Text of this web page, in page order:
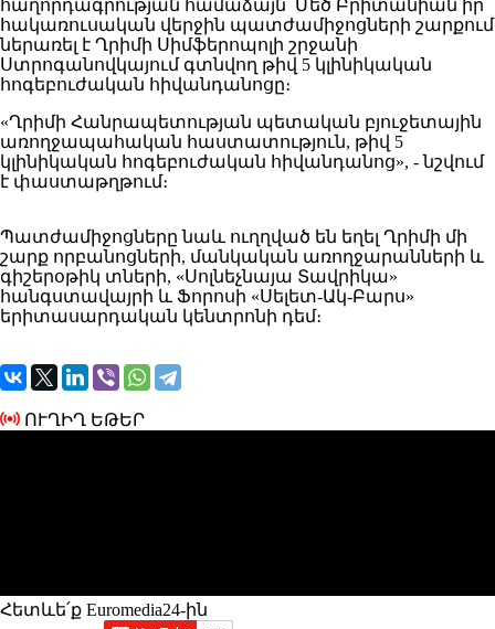
հաղորդագրության համաձայն՝ Մեծ Բրիտանիան իր
հակառուսական վերջին պատժամիջոցների շարքում
ներառել է Ղրիմի Սիմֆերոպոլի շրջանի
Ստրոգանովկայում գտնվող թիվ 5 կլինիկական
հոգեբուժական հիվանդանոցը։
«Ղրիմի Հանրապետության պետական ​​բյուջետային
առողջապահական հաստատություն, թիվ 5
կլինիկական հոգեբուժական հիվանդանոց», - նշվում
է փաստաթղթում։
Պատժամիջոցները նաև ուղղված են եղել Ղրիմի մի
շարք որբանոցների, մանկական առողջարանների և
գիշերօթիկ տների, «Սոլնեչնայա Տավրիկա»
հանգստավայրի և Ֆորոսի «Սելետ-Ակ-Բարս»
երիտասարդական կենտրոնի դեմ։
ՈՒՂԻՂ ԵԹԵՐ
Հետևե՛ք Euromedia24-ին